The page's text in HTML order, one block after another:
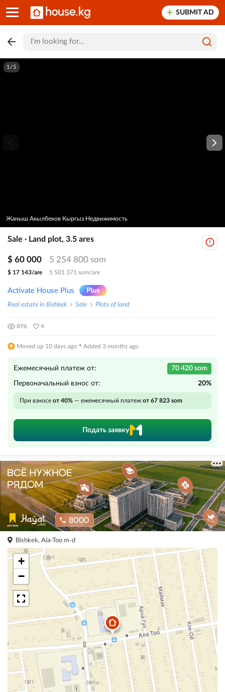
SUBMIT AD
1/5
Жаныш Акылбеков Кыргыз Недвижимость
Sale · Land plot, 3.5 ares
$ 60 000 5 254 800 som
$ 17 143/are 1 501 371 som/are
Activate House Plus
Real estate in Bishkek Sale Plots of land
896 4
Moved up 10 days ago · Added 3 months ago
Ежемесячный платеж от: 70 420 som
Первоначальный взнос от: 20%
При взносе от 40% — ежемесячный платеж от 67 823 som
Подать заявку
Bishkek, Ala-Too m-d
+
−